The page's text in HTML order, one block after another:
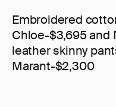
Embroidered
Chloe-$3,695 and
leather skinny
Marant-$2,300